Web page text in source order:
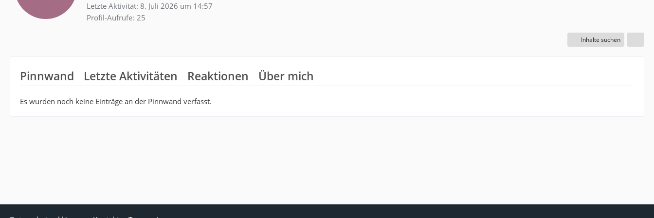
Letzte Aktivität: 8. Juli 2026 um 14:57
Profil-Aufrufe 25
Inhalte suchen
Pinnwand Letzte Aktivitäten Reaktionen Über mich
Es wurden noch keine Einträge an der Pinnwand verfasst.